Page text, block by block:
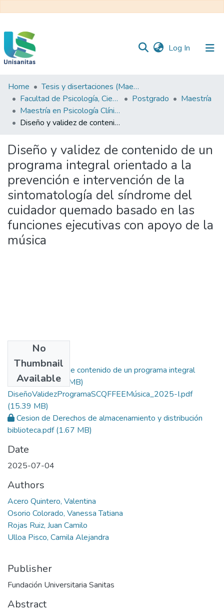
Log In (current)
Inicio
Web
Unisanitas
Web
Biblioteca
Home
Tesis y disertaciones (Maestrías)
Facultad de Psicología, Ciencias Sociales y de la Educación
Postgrado
Maestría
Maestría en Psicología Clínica y de la Salud
Diseño y validez de contenido de un programa integral orientado a la prevención e intervención de la sintomatología del síndrome del cuidador quemado basado en las funciones ejecutivas con apoyo de la música
Diseño y validez de contenido de un
programa integral orientado a la
prevención e intervención de la
sintomatología del síndrome del
cuidador quemado basado en las
funciones ejecutivas con apoyo de la
música
No
Thumbnail
Available
Diseño y validez de contenido de un programa integral
orientado(15.39 MB)
DiseñoValidezProgramaSCQFFEEMúsica_2025-I.pdf
(15.39 MB)
Cesion de Derechos de almacenamiento y distribución
biblioteca.pdf(1.67 MB)
Date
2025-07-04
Authors
Acero Quintero, Valentina
Osorio Colorado, Vanessa Tatiana
Rojas Ruiz, Juan Camilo
Ulloa Pisco, Camila Alejandra
Publisher
Fundación Universitaria Sanitas
Abstract